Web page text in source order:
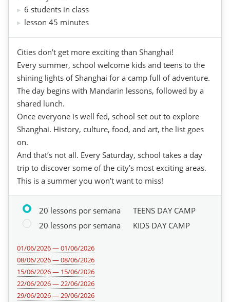
6 students in class
lesson 45 minutes
Cities don’t get more exciting than Shanghai!
Every summer, school welcome kids and teens to the
shining lights of Shanghai for a camp full of adventure.
The day begins with Mandarin lessons, followed by a
shared lunch.
Once everyone is well fed, school set out to explore
Shanghai. History, culture, food, and art, the list goes
on.
And that’s not all. Every Saturday, school takes a day
trip to discover some of the city’s most exciting areas.
This is a summer you won’t want to miss!
20 lessons por semana
TEENS DAY CAMP
20 lessons por semana
KIDS DAY CAMP
01/06/2026 — 01/06/2026
08/06/2026 — 08/06/2026
15/06/2026 — 15/06/2026
22/06/2026 — 22/06/2026
29/06/2026 — 29/06/2026